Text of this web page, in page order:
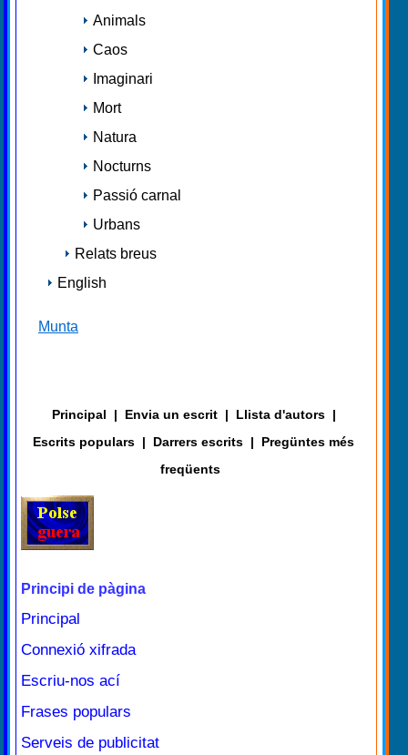
Animals
Caos
Imaginari
Mort
Natura
Nocturns
Passió carnal
Urbans
Relats breus
English
Munta
Principal | Envia un escrit | Llista d'autors |
Escrits populars | Darrers escrits |
Pregüntes més
freqüents
Principi de pàgina
Principal
Connexió xifrada
Escriu-nos ací
Frases populars
Serveis de publicitat